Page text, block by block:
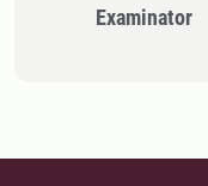
Examinator